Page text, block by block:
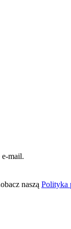
mail.
naszą Polityka